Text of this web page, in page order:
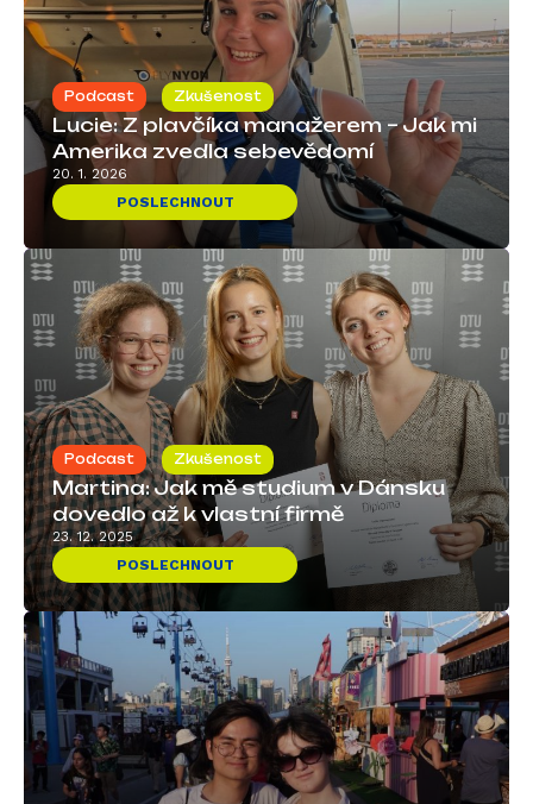
Podcast Zkušenost
Lucie: Z plavčíka manažerem – Jak mi
Amerika zvedla sebevědomí
20. 1. 2026
POSLECHNOUT
Podcast Zkušenost
Martina: Jak mě studium v Dánsku
dovedlo až k vlastní firmě
23. 12. 2025
POSLECHNOUT